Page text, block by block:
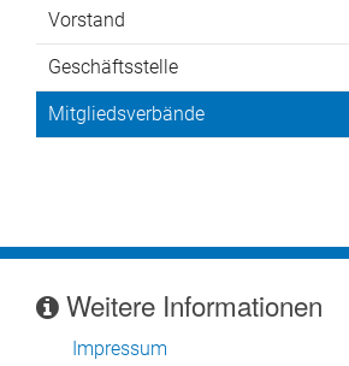
Vorstand
Geschäftsstelle
Mitgliedsverbände
Weitere Informationen
Impressum